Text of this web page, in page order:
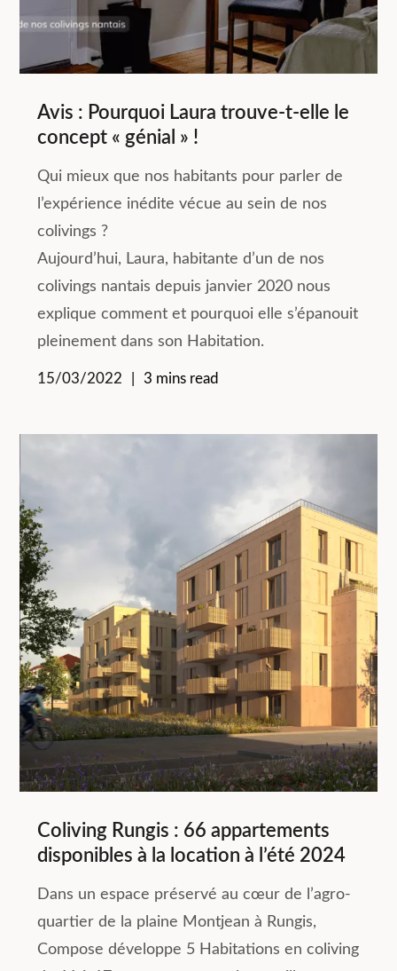
Avis : Pourquoi Laura trouve-t-elle le
concept « génial » !
Qui mieux que nos habitants pour parler de
l’expérience inédite vécue au sein de nos
colivings ?
Aujourd’hui, Laura, habitante d’un de nos
colivings nantais depuis janvier 2020 nous
explique comment et pourquoi elle s’épanouit
pleinement dans son Habitation.
15/03/2022 3 mins read
Coliving Rungis : 66 appartements
disponibles à la location à l’été 2024
Dans un espace préservé au cœur de l’agro-
quartier de la plaine Montjean à Rungis,
Compose développe 5 Habitations en coliving